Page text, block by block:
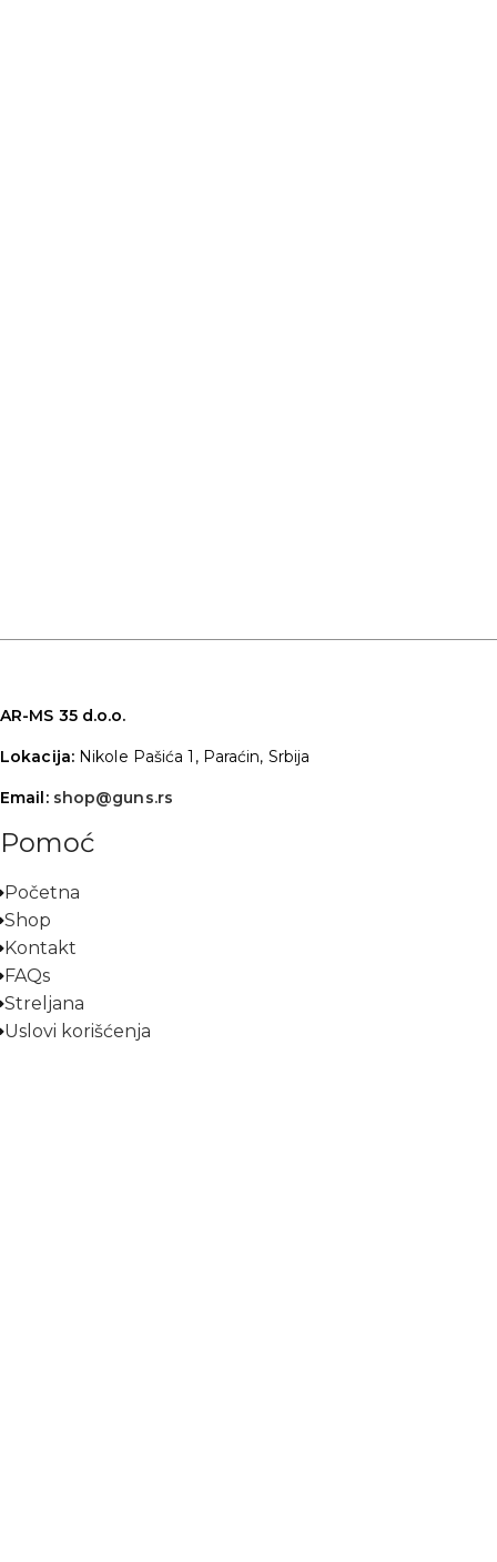
AR-MS 35 d.o.o.
Lokacija:Nikole Pašića 1, Paraćin, Srbija
Email: shop@guns.rs
Pomoć
Početna
Shop
Kontakt
FAQs
Streljana
Uslovi korišćenja